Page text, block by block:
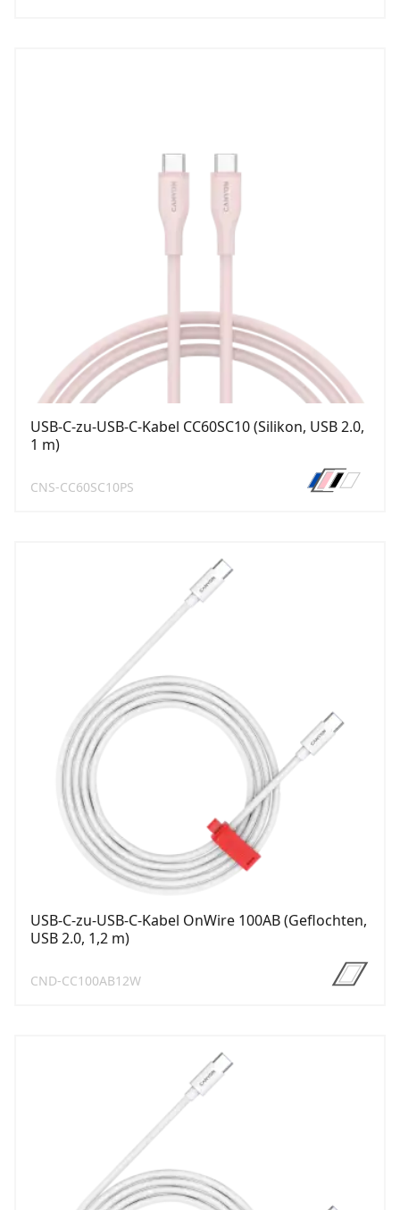
USB-C-zu-USB-C-Kabel CC60SC10 (Silikon, USB 2.0,
1 m)
CNS-CC60SC10PS
USB-C-zu-USB-C-Kabel OnWire 100AB (Geflochten,
USB 2.0, 1,2 m)
CND-CC100AB12W